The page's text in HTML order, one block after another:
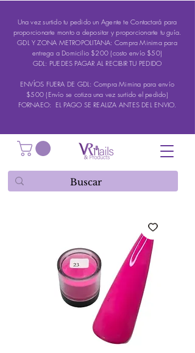
Una vez surtido tu pedido un Agente te Contactará para
proporcionarte monto a depositar y proporcionarte tu guía.
GDL Y ZONA METROPOLITANA: Compra Minima para
entrega a Domicilio $200 (costo envío $50)
GDL: PUEDES PAGAR AL RECIBIR TU PEDIDO
ENVÍOS FUERA DE GDL: Compra Mimina para envío
$500 (Envío se cotiza una vez surtido el pedido)
FORNAEO: EL PAGO SE REALIZA ANTES DEL ENVIO.